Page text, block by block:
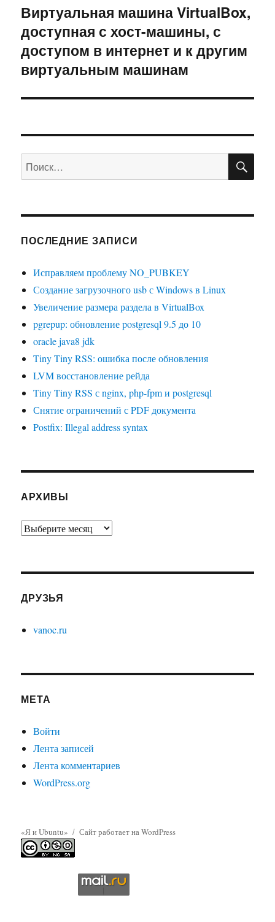
Следующая
запись:
Виртуальная машина VirtualBox,
доступная с хост-машины, с
доступом в интернет и к другим
виртуальным машинам
Искать:
ПОСЛЕДНИЕ ЗАПИСИ
Исправляем проблему NO_PUBKEY
Создание загрузочного usb с Windows в Linux
Увеличение размера раздела в VirtualBox
pgrepup: обновление postgresql 9.5 до 10
oracle java8 jdk
Tiny Tiny RSS: ошибка после обновления
LVM восстановление рейда
Tiny Tiny RSS с nginx, php-fpm и postgresql
Снятие ограничений с PDF документа
Postfix: Illegal address syntax
АРХИВЫ
Архивы
ДРУЗЬЯ
vanoc.ru
МЕТА
Войти
Лента записей
Лента комментариев
WordPress.org
«Я и Ubuntu» Сайт работает на WordPress